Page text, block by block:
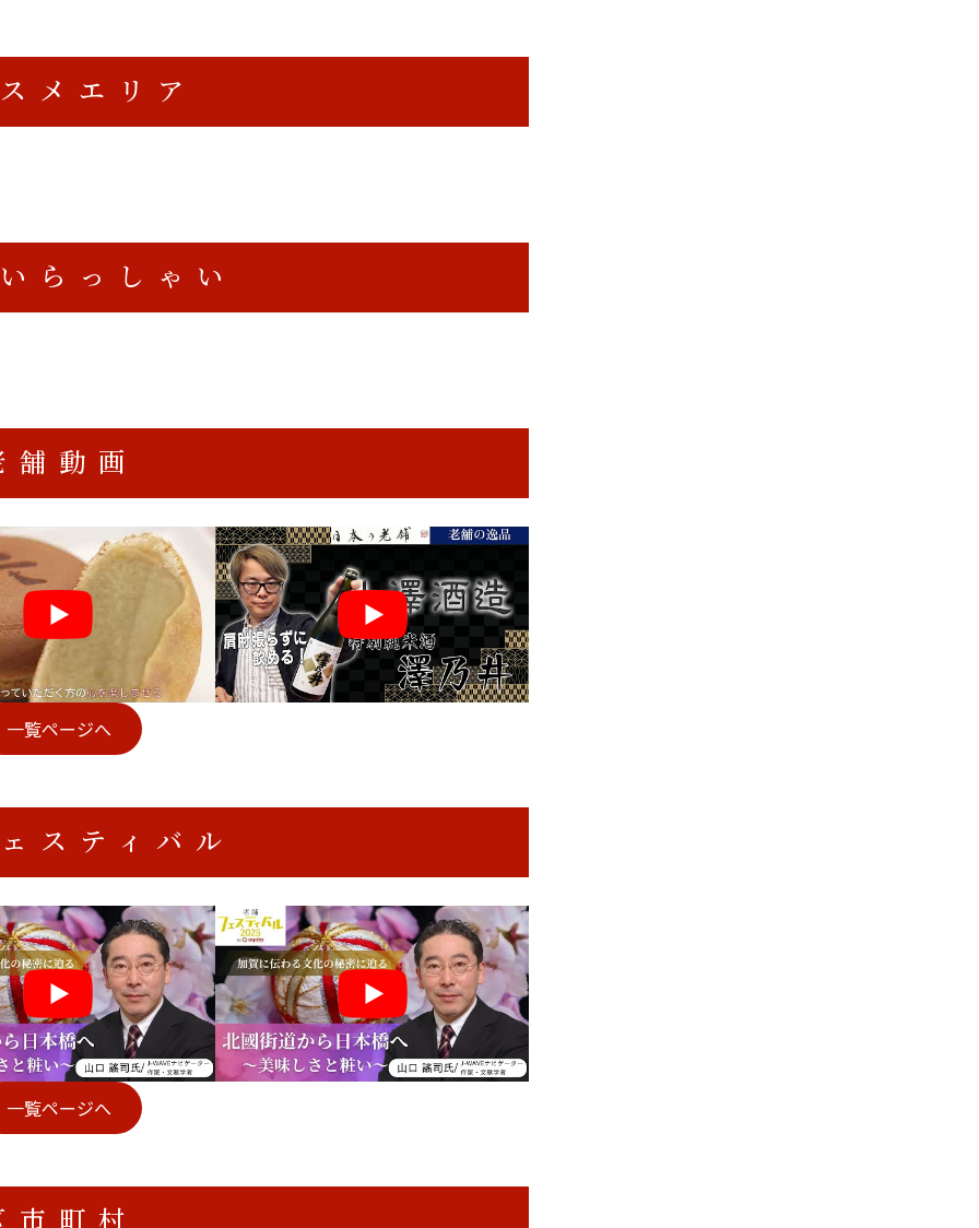
メエリア
らっしゃい
舗動画
一覧ページへ
スティバル
一覧ページへ
市町村